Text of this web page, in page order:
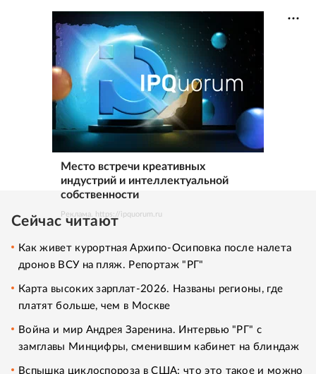
Место встречи креативных
индустрий и интеллектуальной
собственности
Реклама. https://ipquorum.ru
Сейчас читают
Как живет курортная Архипо-Осиповка после налета
дронов ВСУ на пляж. Репортаж "РГ"
Карта высоких зарплат-2026. Названы регионы, где
платят больше, чем в Москве
Война и мир Андрея Заренина. Интервью "РГ" с
замглавы Минцифры, сменившим кабинет на блиндаж
Вспышка циклоспороза в США: что это такое и можно